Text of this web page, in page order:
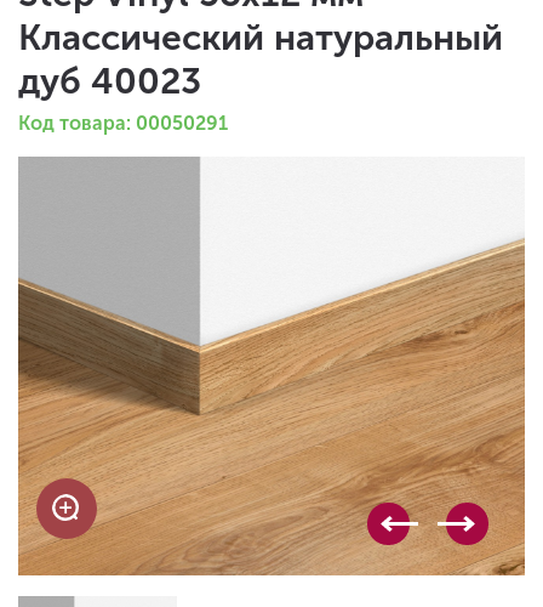
Классический натуральный
дуб 40023
Код товара: 00050291